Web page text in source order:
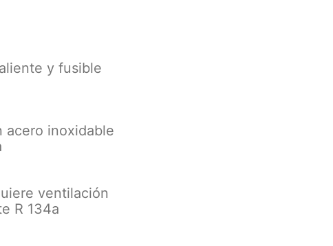
y fusible
acero inoxidable
ventilación
R 134a